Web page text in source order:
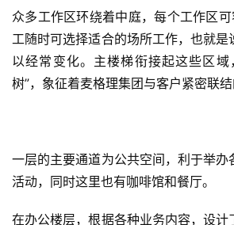
众多工作区环绕着中庭，每个工作区
工随时可选择适合的场所工作，也就是
以经常变化。主楼梯衔接起这些区域
树”，象征着麦格理集团与客户紧密联结
一层的主要通道为公共空间，利于举办
活动，同时这里也有咖啡馆和餐厅。
在办公楼层，根据各种业务内容，设计